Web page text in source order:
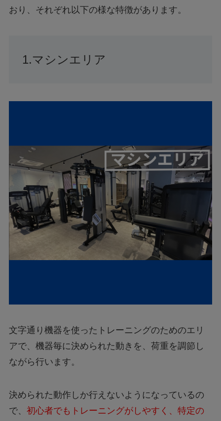
おり、それぞれ以下の様な特徴があります。
1.マシンエリア
文字通り機器を使ったトレーニングのためのエリ
アで、機器毎に決められた動きを、荷重を調節し
ながら行います。
決められた動作しか行えないようになっているの
で、 初心者でもトレーニングがしやすく、特定の